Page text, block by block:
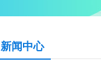
新闻中心